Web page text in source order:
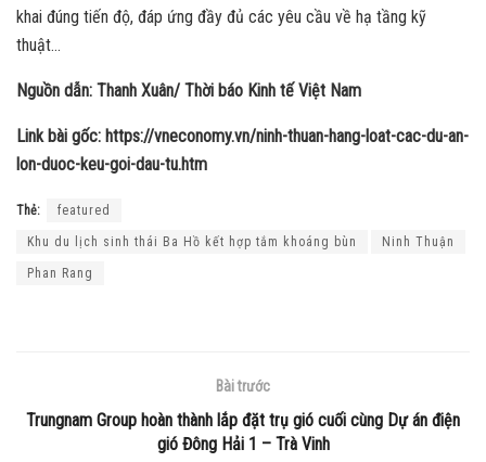
khai đúng tiến độ, đáp ứng đầy đủ các yêu cầu về hạ tầng kỹ
thuật…
Nguồn dẫn: Thanh Xuân/ Thời báo Kinh tế Việt Nam
Link bài gốc: https://vneconomy.vn/ninh-thuan-hang-loat-cac-du-an-
lon-duoc-keu-goi-dau-tu.htm
Thẻ: featured
Khu du lịch sinh thái Ba Hồ kết hợp tắm khoáng bùn Ninh Thuận
Phan Rang
Bài trước
Trungnam Group hoàn thành lắp đặt trụ gió cuối cùng Dự án điện
gió Đông Hải 1 – Trà Vinh